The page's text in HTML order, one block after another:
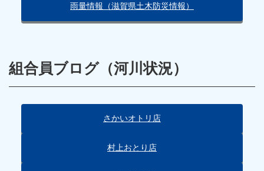
雨量情報（滋賀県土木防災情報）
組合員ブログ（河川状況）
さかいオトリ店
村上おとり店